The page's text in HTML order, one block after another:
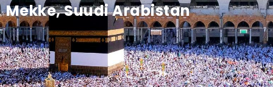
Mekke, Suudi Arabistan